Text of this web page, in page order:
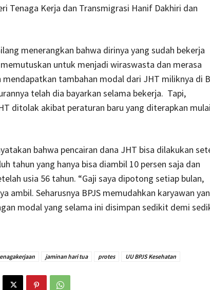
Tenaga Kerja dan Transmigrasi Hanif Dakhiri dan
menerangkan bahwa dirinya yang sudah bekerja
untuk menjadi wiraswasta dan merasa
mendapatkan tambahan modal dari JHT miliknya di
telah dia bayarkan selama bekerja. Tapi,
ditolak akibat peraturan baru yang diterapkan
bahwa pencairan dana JHT bisa dilakukan
tahun yang hanya bisa diambil 10 persen saja dan
usia 56 tahun. “Gaji saya dipotong setiap bulan,
ambil. Seharusnya BPJS memudahkan karyawan
modal yang selama ini disimpan sedikit demi
jaminan hari tua protes UU BPJS Kesehatan